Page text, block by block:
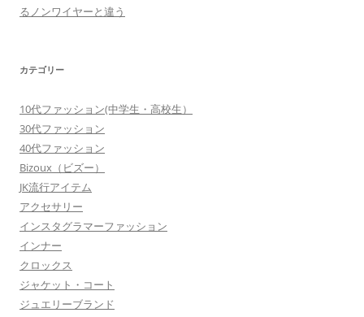
るノンワイヤーと違う
カテゴリー
10代ファッション(中学生・高校生）
30代ファッション
40代ファッション
Bizoux（ビズー）
JK流行アイテム
アクセサリー
インスタグラマーファッション
インナー
クロックス
ジャケット・コート
ジュエリーブランド